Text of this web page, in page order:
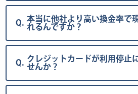
Q. 本当に他社より高い換金率で
れるんですか？
Q. クレジットカードが利用停止
せんか？